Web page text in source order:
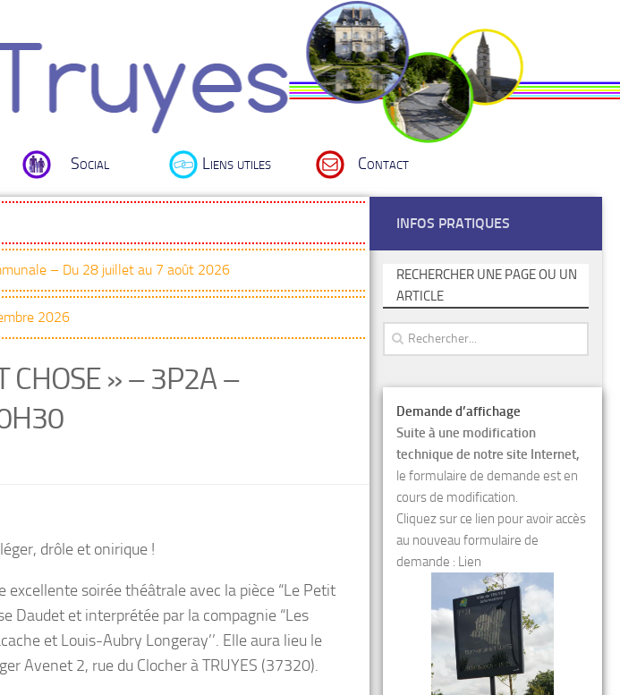
Social Liens utiles Contact
– Du 28 juillet au 7 août 2026
2026
CHOSE » – 3P2A –
drôle et onirique !
soirée théâtrale avec la pièce “Le Petit
Daudet et interprétée par la compagnie “Les
et Louis-Aubry Longeray’’. Elle aura lieu le
Avenet 2, rue du Clocher à TRUYES (37320).
INFOS PRATIQUES
RECHERCHER UNE PAGE OU UN
ARTICLE
Demande d’affichage
Suite à une modification
technique de notre site Internet,
le formulaire de demande est en
cours de modification.
Cliquez sur ce lien pour avoir accès
au nouveau formulaire de
demande : Lien